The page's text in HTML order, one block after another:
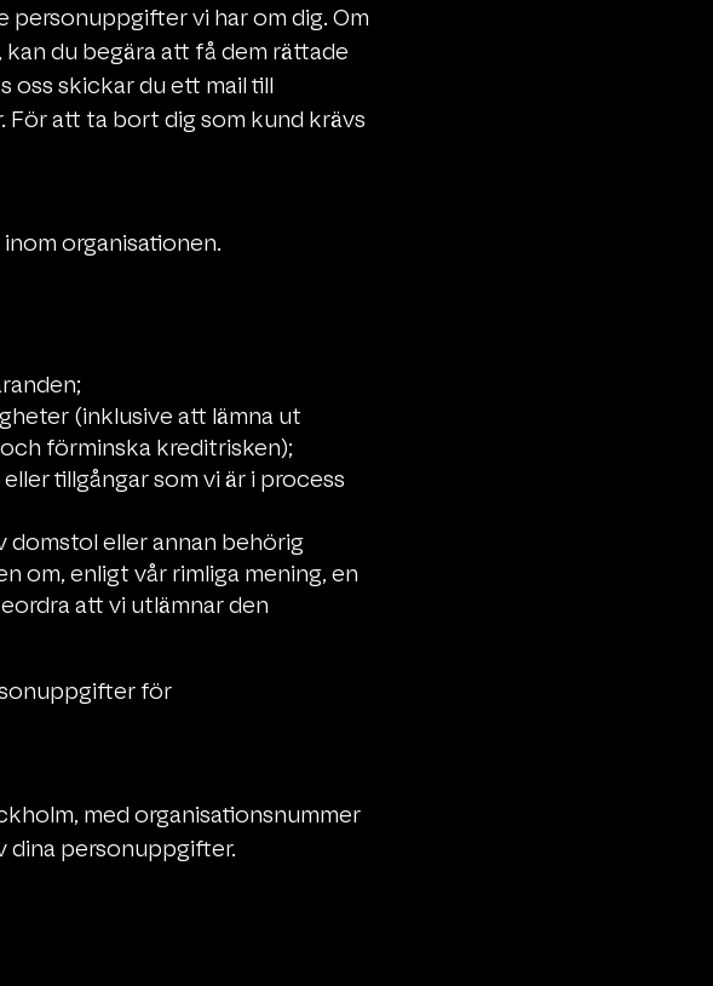
personuppgifter vi har om dig. Om
du begära att få dem rättade
oss skickar du ett mail till
För att ta bort dig som kund krävs
organisationen.
(inklusive att lämna ut
förminska kreditrisken);
tillgångar som vi är i process
domstol eller annan behörig
om, enligt vår rimliga mening, en
att vi utlämnar den
för
med organisationsnummer
dina personuppgifter.